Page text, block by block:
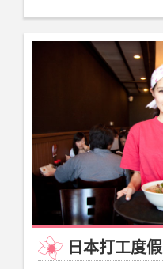
日本打工度假